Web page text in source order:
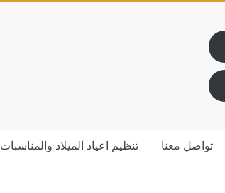
تنظيم اعياد الميلاد والمناسبات تواصل معنا